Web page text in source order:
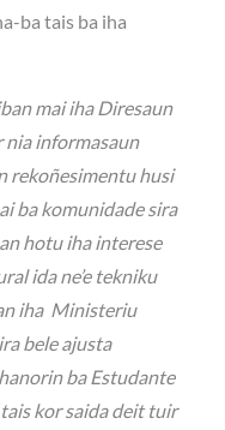
ba tais ba iha
mai iha Diresaun
nia informasaun
rekoñesimentu husi
ba komunidade sira
hotu iha interese
ida ne’e tekniku
iha Ministeriu
bele ajusta
ba Estudante
kor saida deit tuir